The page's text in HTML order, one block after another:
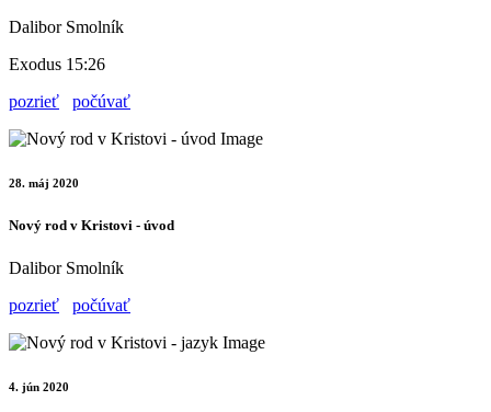
Dalibor Smolník
Exodus 15:26
pozrieť
počúvať
28. máj 2020
Nový rod v Kristovi - úvod
Dalibor Smolník
pozrieť
počúvať
4. jún 2020